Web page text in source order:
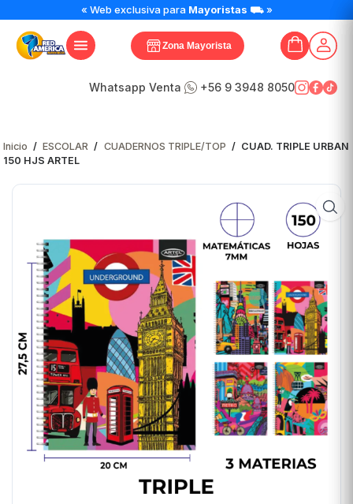
« Web exclusiva para Mayoristas ⛟ »
Zona Mayorista
Whatsapp Venta +56 9 3948 8050
Inicio / ESCOLAR / CUADERNOS TRIPLE/TOP / CUAD. TRIPLE URBAN
150 HJS ARTEL
TRIPLE
URBAN
150